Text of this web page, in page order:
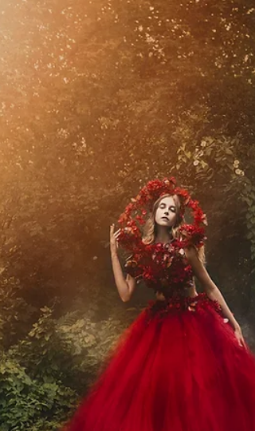
patrimoine au présent, en le mettant en
résonance avec les arts vivants.